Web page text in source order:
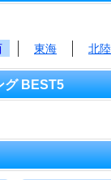
東海 北
グ BEST5